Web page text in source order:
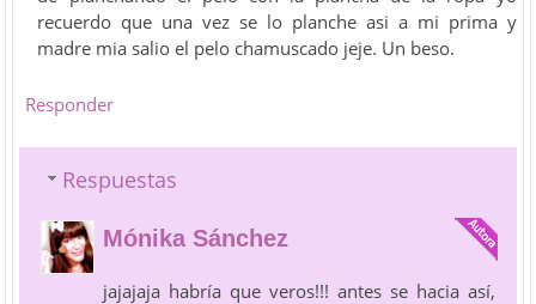
recuerdo que una vez se lo planche asi a mi prima y
madre mia salio el pelo chamuscado jeje. Un beso.
Responder
Respuestas
Mónika Sánchez
jajajaja habría que veros!!! antes se hacia así,